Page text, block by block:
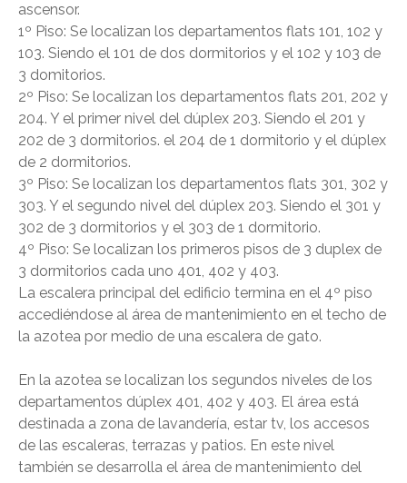
ascensor.
1º Piso: Se localizan los departamentos flats 101, 102 y
103. Siendo el 101 de dos dormitorios y el 102 y 103 de
3 domitorios.
2º Piso: Se localizan los departamentos flats 201, 202 y
204. Y el primer nivel del dúplex 203. Siendo el 201 y
202 de 3 dormitorios. el 204 de 1 dormitorio y el dúplex
de 2 dormitorios.
3º Piso: Se localizan los departamentos flats 301, 302 y
303. Y el segundo nivel del dúplex 203. Siendo el 301 y
302 de 3 dormitorios y el 303 de 1 dormitorio.
4º Piso: Se localizan los primeros pisos de 3 duplex de
3 dormitorios cada uno 401, 402 y 403.
La escalera principal del edificio termina en el 4º piso
accediéndose al área de mantenimiento en el techo de
la azotea por medio de una escalera de gato.
En la azotea se localizan los segundos niveles de los
departamentos dúplex 401, 402 y 403. El área está
destinada a zona de lavandería, estar tv, los accesos
de las escaleras, terrazas y patios. En este nivel
también se desarrolla el área de mantenimiento del
CONTÁCTANOS